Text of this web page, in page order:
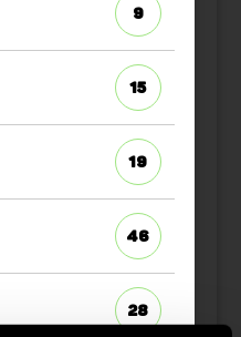
9
15
19
46
28